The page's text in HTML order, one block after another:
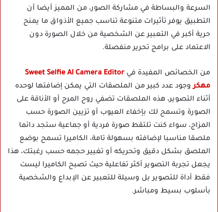
السرعة والبساطة في مشاركة الصور، من المميز أيضا أن
التطبيق يوفر تأثيرات متنوعة تناسب جميع الأذواق ما يمنح
حرية أكبر في التعبير عن الشخصية من خلال الصورة دون
الاعتماد على برامج تحرير منفصلة.
من الخصائص المفيدة في Sweet Selfie AI Camera Editor
مهكروجود عدد كبير من الملصقات التي يمكن إضافتها لوحده
أثناء التصوير، هذه الملصقات تضفي روح المرح أو الأناقة على
الصورة وتسمح لك بإخفاء العيوب أو تزيين الصورة حسب
المزاج، سواء كنت تلتقط صورة فردية أو جماعية ستجد دائما
ملصقا مناسبا لإضافته بسهولة تامة، الكاميرا تسمح بوضع
الملصق بشكل دقيق وتحريكه أو تغيير حجمه حسب رغبتك، هذا
يجعل تجربة التصوير أكثر تفاعلية حيث تصبح الكاميرا ليست
فقط أداة للتصوير بل وسيلة للتعبير عن الإبداع والشخصية
بأسلوب بسيط ومباشر.